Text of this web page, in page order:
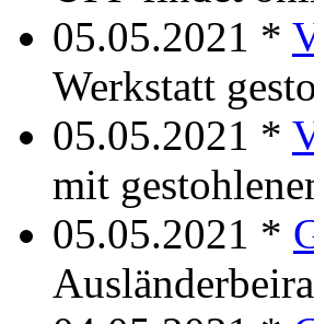
05.05.2021 *
Werkstatt
05.05.2021 *
mit
05.05.2021 *